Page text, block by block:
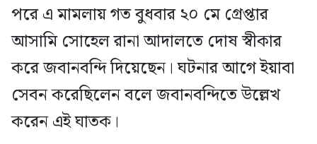
পরে এ মামলায় গত বুধবার ২০ মে গ্রেপ্তার
আসামি সোহেল রানা আদালতে দোষ স্বীকার
করে জবানবন্দি দিয়েছেন। ঘটনার আগে ইয়াবা
সেবন করেছিলেন বলে জবানবন্দিতে উল্লেখ
করেন এই ঘাতক।